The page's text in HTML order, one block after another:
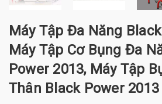
Máy Tập Đa Năng
Máy Tập Cơ Bụng Đa
Power 2013, Máy Tập
Thân Black Power 2013